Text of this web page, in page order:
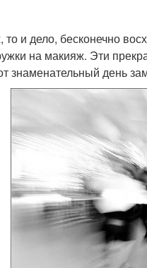
и дело, бесконечно
на макияж. Эти
знаменательный день